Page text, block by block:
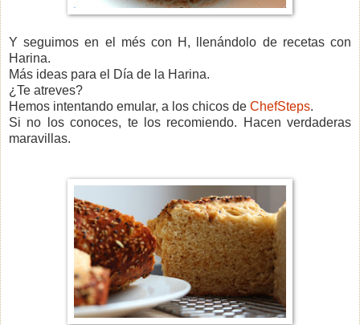
Y seguimos en el més con H, llenándolo de recetas con
Harina.
Más ideas para el Día de la Harina.
¿Te atreves?
Hemos intentando emular, a los chicos de ChefSteps.
Si no los conoces, te los recomiendo. Hacen verdaderas
maravillas.